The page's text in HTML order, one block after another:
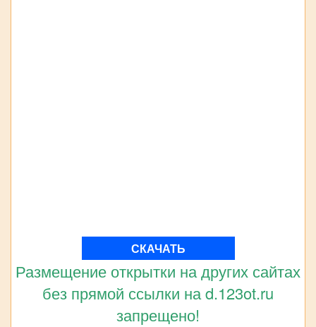
СКАЧАТЬ
Размещение открытки на других сайтах
без прямой ссылки на d.123ot.ru
запрещено!